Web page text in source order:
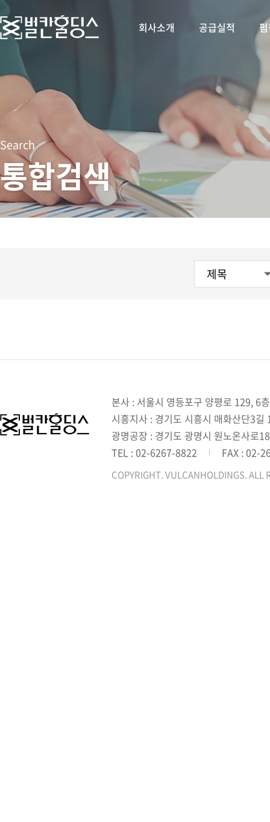
회사소개 공급실적
Search
통합검색
본사 : 서울시 영등포구 양평로 129, 6층
시흥지사 : 경기도 시흥시 매화산단3
광명공장 : 경기도 광명시 원노온사로18
TEL : 02-6267-8822
FAX : 02-
COPYRIGHT. VULCANHOLDINGS. ALL